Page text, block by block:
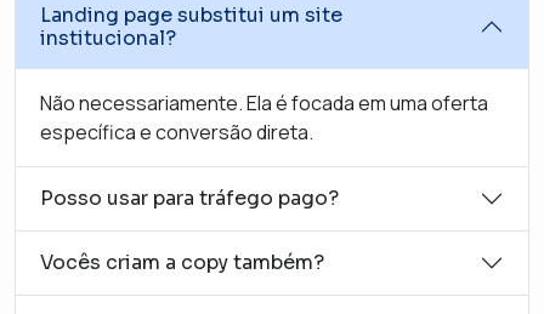
Landing page substitui um site
institucional?
Não necessariamente. Ela é focada em uma oferta
específica e conversão direta.
Posso usar para tráfego pago?
Vocês criam a copy também?